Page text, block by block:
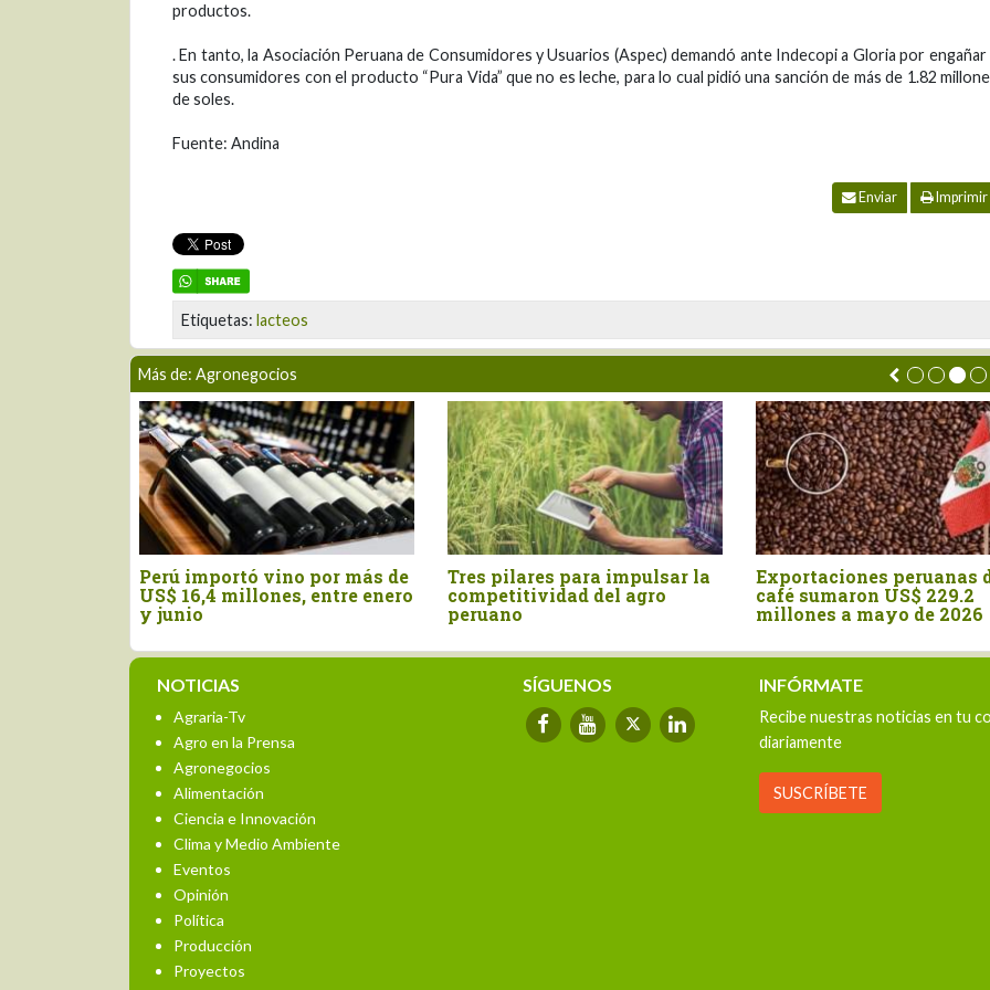
productos.
. En tanto, la Asociación Peruana de Consumidores y Usuarios (Aspec) demandó ante Indecopi a Gloria por engañar
sus consumidores con el producto “Pura Vida” que no es leche, para lo cual pidió una sanción de más de 1.82
de soles.
Fuente: Andina
Enviar Imprimir
Etiquetas: lacteos
Más de: Agronegocios
Perú importó vino por más de
US$ 16,4 millones, entre enero
y junio
Tres pilares para impulsar la
competitividad del agro
peruano
Exportaciones peruanas
café sumaron US$ 229.2
millones a mayo de 2026
NOTICIAS
Agraria-Tv
Agro en la Prensa
Agronegocios
Alimentación
Ciencia e Innovación
Clima y Medio Ambiente
Eventos
Opinión
Política
Producción
Proyectos
SÍGUENOS INFÓRMATE
Recibe nuestras noticias en tu
diariamente
SUSCRÍBETE